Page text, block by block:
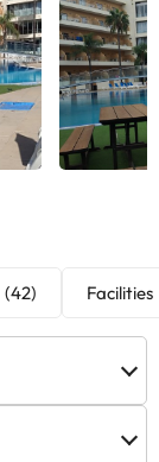
(42) Facilities